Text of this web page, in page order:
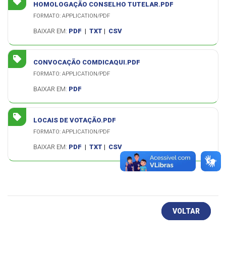
HOMOLOGAÇÃO CONSELHO TUTELAR.PDF
FORMATO: APPLICATION/PDF
BAIXAR EM: PDF | TXT | CSV
CONVOCAÇÃO COMDICAQUI.PDF
FORMATO: APPLICATION/PDF
BAIXAR EM: PDF
LOCAIS DE VOTAÇÃO.PDF
FORMATO: APPLICATION/PDF
BAIXAR EM: PDF | TXT | CSV
VOLTAR